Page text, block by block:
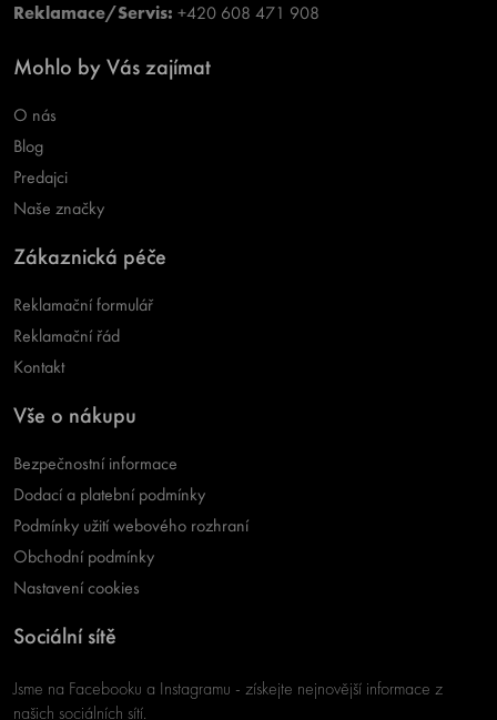
Reklamace/Servis: +420 608 471 908
Mohlo by Vás zajímat
O nás
Blog
Predajci
Naše značky
Zákaznická péče
Reklamační formulář
Reklamační řád
Kontakt
Vše o nákupu
Bezpečnostní informace
Dodací a platební podmínky
Podmínky užití webového rozhraní
Obchodní podmínky
Nastavení cookies
Sociální sítě
Jsme na Facebooku a Instagramu - získejte nejnovější informace z
našich sociálních sítí.